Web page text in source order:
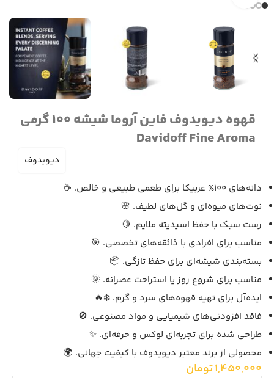
قهوه دیویدوف فاین آروما شیشه 100 گرمی
Davidoff Fine Aroma
دیویدوف
دانه‌های 100% عربیکا برای طعمی طبیعی و خالص. ☕
نوت‌های میوه‌ای و گل‌های لطیف. 🌸
رست سبک با حفظ اسیدیته ملایم. 🍋
مناسب برای افرادی با ذائقه‌های تخصصی. 🎯
بسته‌بندی شیشه‌ای برای حفظ تازگی. 📦
مناسب برای شروع روز یا استراحت عصرانه. 🌞
ایده‌آل برای تهیه قهوه‌های سرد و گرم. ❄️🔥
فاقد افزودنی‌های شیمیایی و مواد مصنوعی. 🚫
طراحی شده برای تجربه‌ای لوکس و حرفه‌ای. ✨
محصولی از برند معتبر دیویدوف با کیفیت جهانی. 🌍
1,450,000تومان